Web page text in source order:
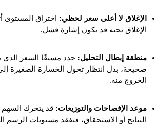
الإغلاق لا أعلى سعر لحظي: اختراق المستوى
الإغلاق تحته قد يكون إشارة فشل.
منطقة إبطال التحليل: حدد مسبقًا السعر الذي
صحيحة، بدل انتظار تحول الخسارة الصغيرة
الخروج منه.
موعد الإفصاحات والتوزيعات: قد يتحرك السهم
النتائج أو الاستحقاق، فتفقد مستويات الرسم